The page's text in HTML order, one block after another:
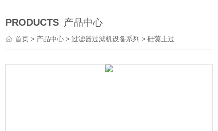
PRODUCTS 产品中心
首页> 产品中心 >过滤器过滤机设备系列 >硅藻土过滤机